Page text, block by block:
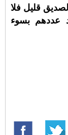
قليل فلا
عددهم بسوء